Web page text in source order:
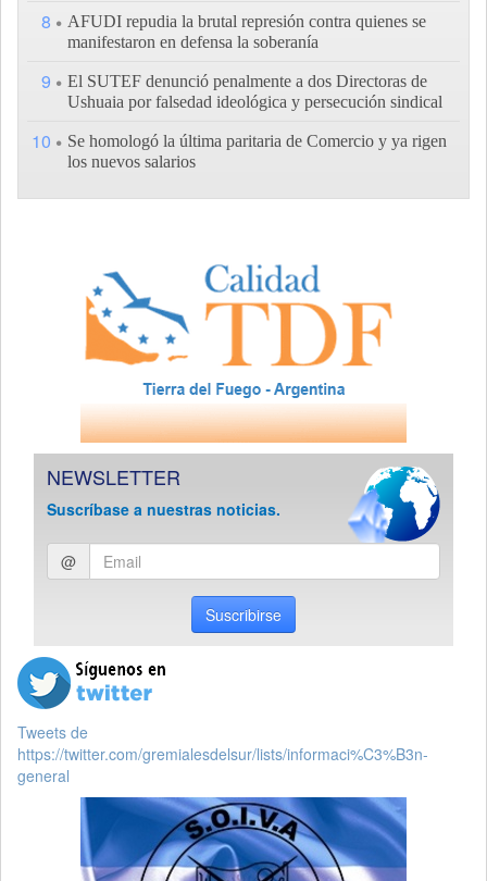
8
AFUDI repudia la brutal represión contra quienes se
manifestaron en defensa la soberanía
9
El SUTEF denunció penalmente a dos Directoras de
Ushuaia por falsedad ideológica y persecución sindical
10
Se homologó la última paritaria de Comercio y ya rigen
los nuevos salarios
NEWSLETTER
Suscríbase a nuestras noticias.
Ingresar
email
@
Suscribirse
Tweets de
https://twitter.com/gremialesdelsur/lists/informaci%C3%B3n-
general